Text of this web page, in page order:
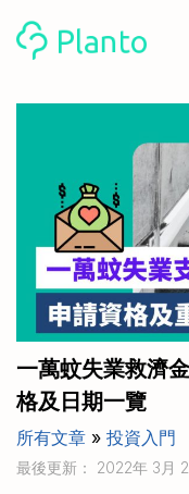
計劃買樓
計劃買樓第
全功能記賬
管理及分析
管理MPF戶
一次過管理
申請清卡數/
CreFIT x
私人貸款
年利率/APR/
投資戶口 (美
比較最抵美
投資戶口 (港
比較最抵港
投資加密貨幣
比較最抵
月供股票計劃
比較最抵月
關於我們
Academy
Marketplace
其他網站
一萬蚊失業救濟
格及日期一覽
所有文章 » 投資入門
最後更新： 2022年 3月